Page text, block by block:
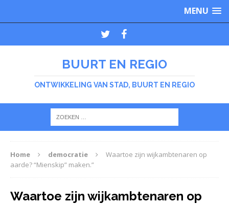
MENU
BUURT EN REGIO
ONTWIKKELING VAN STAD, BUURT EN REGIO
Home democratie
Waartoe zijn wijkambtenaren op
aarde? “Mienskip” maken.”
Waartoe zijn wijkambtenaren op